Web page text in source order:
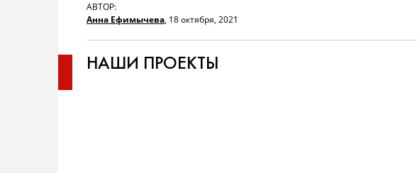
АВТОР:
Анна Ефимычева, 18 октября, 2021
НАШИ ПРОЕКТЫ